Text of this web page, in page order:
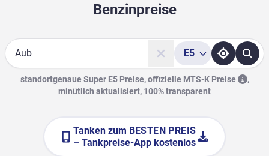
Benzinpreise
Suche
E5
standortgenaue Super E5 Preise, offizielle MTS-K Preise
,
minütlich aktualisiert, 100% transparent
Tanken zum BESTEN PREIS
– Tankpreise-App kostenlos